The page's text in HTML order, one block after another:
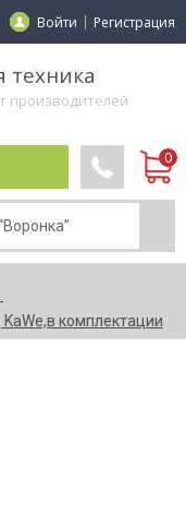
Войти Регистрация
техника
производителей
комплектации